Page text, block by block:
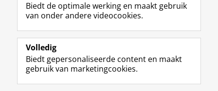
i
Biedt de optimale werking en maakt gebruik
van onder andere videocookies.
Volledig
Biedt gepersonaliseerde content en maakt
gebruik van marketingcookies.